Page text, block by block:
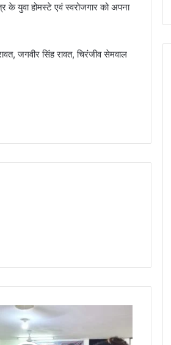
के युवा होमस्टे एवं स्वरोजगार को अपना
जगवीर सिंह रावत, चिरंजीव सेमवाल